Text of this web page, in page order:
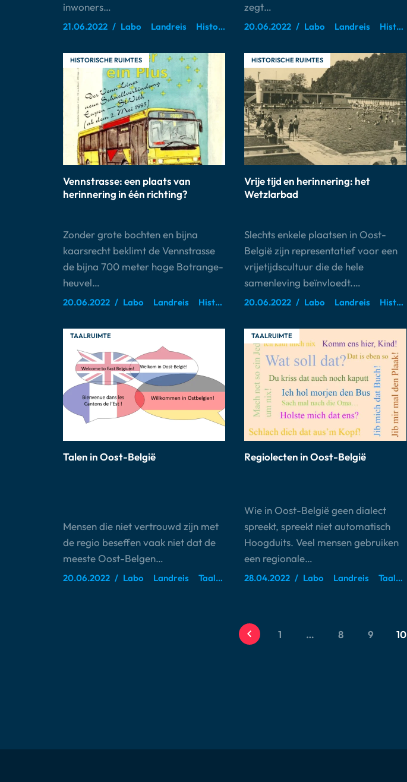
inwoners…
21.06.2022 Labo Landreis Historische ruimtes
zegt…
20.06.2022 Labo Landreis Historische ruimtes
HISTORISCHE RUIMTES
Vennstrasse: een plaats van
herinnering in één richting?
Zonder grote bochten en bijna
kaarsrecht beklimt de Vennstrasse
de bijna 700 meter hoge Botrange-
heuvel…
20.06.2022 Labo Landreis Historische ruimtes
HISTORISCHE RUIMTES
Vrije tijd en herinnering: het
Wetzlarbad
Slechts enkele plaatsen in Oost-
België zijn representatief voor een
vrijetijdscultuur die de hele
samenleving beïnvloedt.…
20.06.2022 Labo Landreis Historische ruimtes
TAALRUIMTE
Talen in Oost-België
Mensen die niet vertrouwd zijn met
de regio beseffen vaak niet dat de
meeste Oost-Belgen…
20.06.2022 Labo Landreis Taalruimte
TAALRUIMTE
Regiolecten in Oost-België
Wie in Oost-België geen dialect
spreekt, spreekt niet automatisch
Hoogduits. Veel mensen gebruiken
een regionale…
28.04.2022 Labo Landreis Taalruimte
1 … 8 9 10